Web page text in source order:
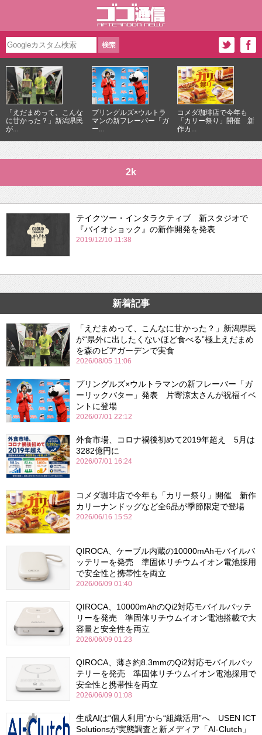
「えだまめって、こんな
に甘かった？」新潟県民
が...
プリングルズ×ウルトラ
マンの新フレーバー「ガ
ー...
コメダ珈琲店で今年も
「カリー祭り」開催 新
作カ...
2k
テイクツー・インタラクティブ 新スタジオで
『バイオショック』の新作開発を発表
2019/12/10 11:38
新着記事
「えだまめって、こんなに甘かった？」新潟県民
が“県外に出したくないほど食べる”極上えだまめ
を森のビアガーデンで実食
2026/08/05 11:06
プリングルズ×ウルトラマンの新フレーバー「ガ
ーリックバター」発表 片寄涼太さんが祝福イベ
ントに登場
2026/07/01 22:12
外食市場、コロナ禍後初めて2019年超え 5月は
3282億円に
2026/07/01 16:24
コメダ珈琲店で今年も「カリー祭り」開催 新作
カリーナンドッグなど全6品が季節限定で登場
2026/06/16 15:52
QIROCA、ケーブル内蔵の10000mAhモバイルバ
ッテリーを発売 準固体リチウムイオン電池採用
で安全性と携帯性を両立
2026/06/09 01:40
QIROCA、10000mAhのQi2対応モバイルバッテ
リーを発売 準固体リチウムイオン電池搭載で大
容量と安全性を両立
2026/06/09 01:23
QIROCA、薄さ約8.3mmのQi2対応モバイルバッ
テリーを発売 準固体リチウムイオン電池採用で
安全性と携帯性を両立
2026/06/09 01:08
生成AIは“個人利用”から“組織活用”へ USEN ICT
Solutionsが実態調査と新メディア「AI-Clutch」